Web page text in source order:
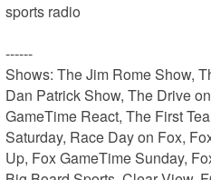
sports radio
------
Shows: The Jim Rome Show,
Dan Patrick Show, The Drive
GameTime React, The First
Saturday, Race Day on Fox,
Up, Fox GameTime Sunday,